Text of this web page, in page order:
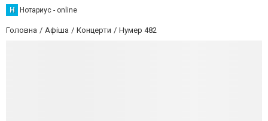
Н Нотариус - online
Головна Афіша Концерти Нумер 482